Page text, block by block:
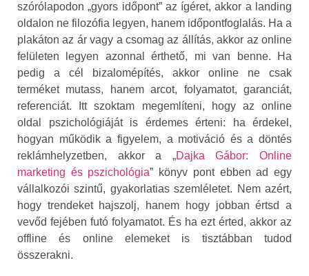
szórólapodon „gyors időpont” az ígéret, akkor a landing
oldalon ne filozófia legyen, hanem időpontfoglalás. Ha a
plakáton az ár vagy a csomag az állítás, akkor az online
felületen legyen azonnal érthető, mi van benne. Ha
pedig a cél bizalomépítés, akkor online ne csak
terméket mutass, hanem arcot, folyamatot, garanciát,
referenciát. Itt szoktam megemlíteni, hogy az online
oldal pszichológiáját is érdemes érteni: ha érdekel,
hogyan működik a figyelem, a motiváció és a döntés
reklámhelyzetben, akkor a „Dajka Gábor: Online
marketing és pszichológia” könyv pont ebben ad egy
vállalkozói szintű, gyakorlatias szemléletet. Nem azért,
hogy trendeket hajszolj, hanem hogy jobban értsd a
vevőd fejében futó folyamatot. És ha ezt érted, akkor az
offline és online elemeket is tisztábban tudod
összerakni.